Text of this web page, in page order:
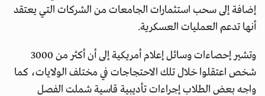
إضافة إلى سحب استثمارات الجامعات من الشركات التي يعتقد
أنها تدعم العمليات العسكرية.
وتشير إحصاءات وسائل إعلام أمريكية إلى أن أكثر من 3000
شخص اعتقلوا خلال تلك الاحتجاجات في مختلف الولايات، كما
واجه بعض الطلاب إجراءات تأديبية قاسية شملت الفصل